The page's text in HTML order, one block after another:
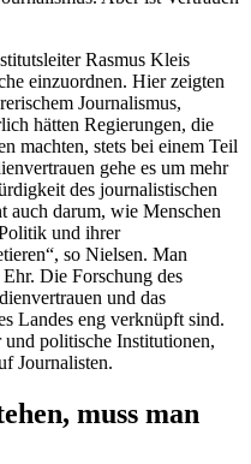
Rasmus Kleis
einzuordnen. Hier zeigten
Journalismus,
hätten Regierungen, die
machten, stets bei einem Teil
gehe es um mehr
des journalistischen
auch darum, wie Menschen
und ihrer
so Nielsen. Man
Die Forschung des
und das
Landes eng verknüpft sind.
politische Institutionen,
Journalisten.
muss man